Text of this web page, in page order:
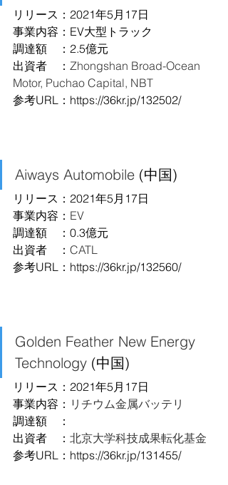
リリース：2021年5月17日
事業内容：EV大型トラック
調達額　：2.5億元
出資者　： Zhongshan Broad-Ocean
Motor, Puchao Capital, NBT
参考URL： https://36kr.jp/132502/
Aiways Automobile (中国)
リリース：2021年5月17日
事業内容： EV
調達額　：0.3億元
出資者　： CATL
参考URL： https://36kr.jp/132560/
Golden Feather New Energy
Technology (中国)
リリース：2021年5月17日
事業内容： リチウム金属バッテリ
調達額　：
出資者　： 北京大学科技成果転化基金
参考URL： https://36kr.jp/131455/